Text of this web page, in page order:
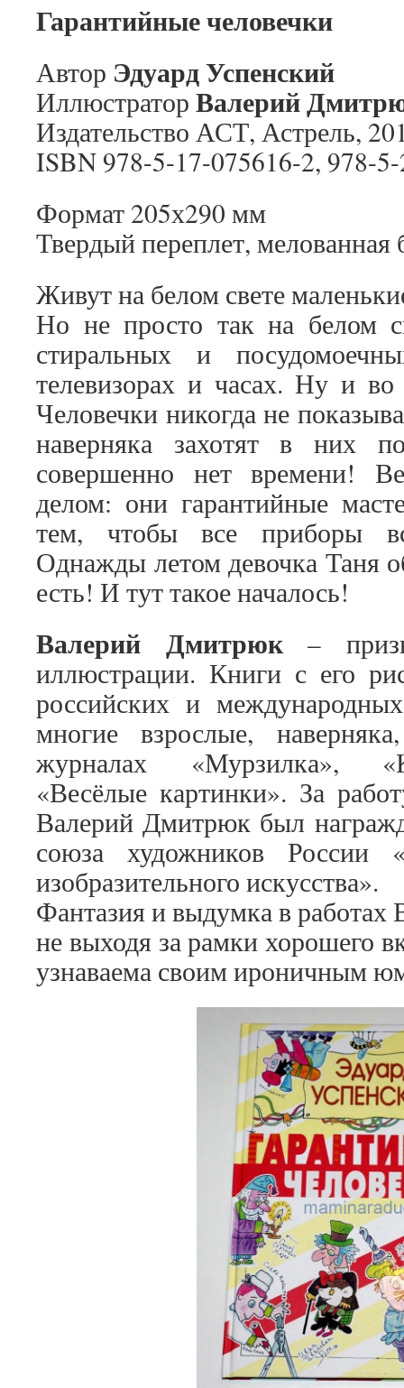
Гарантийные человечки
Автор Эдуард Успенский
Иллюстратор Валерий
Издательство АСТ, Астрель,
ISBN 978-5-17-075616-2, 978-
Формат 205х290 мм
Твердый переплет, мелованная
Живут на белом свете
Но не просто так на белом
стиральных и
телевизорах и часах. Ну и
Человечки никогда не
наверняка захотят в них
совершенно нет времени!
делом: они гарантийные
тем, чтобы все приборы
Однажды летом девочка Таня
есть! И тут такое началось!
Валерий Дмитрюк–
иллюстрации. Книги с его
российских и
многие взрослые,
журналах «Мурзилка»,
«Весёлые картинки». За
Валерий Дмитрюк был
союза художников России
изобразительного искусства».
Фантазия и выдумка в
не выходя за рамки хорошего
узнаваема своим ироничным